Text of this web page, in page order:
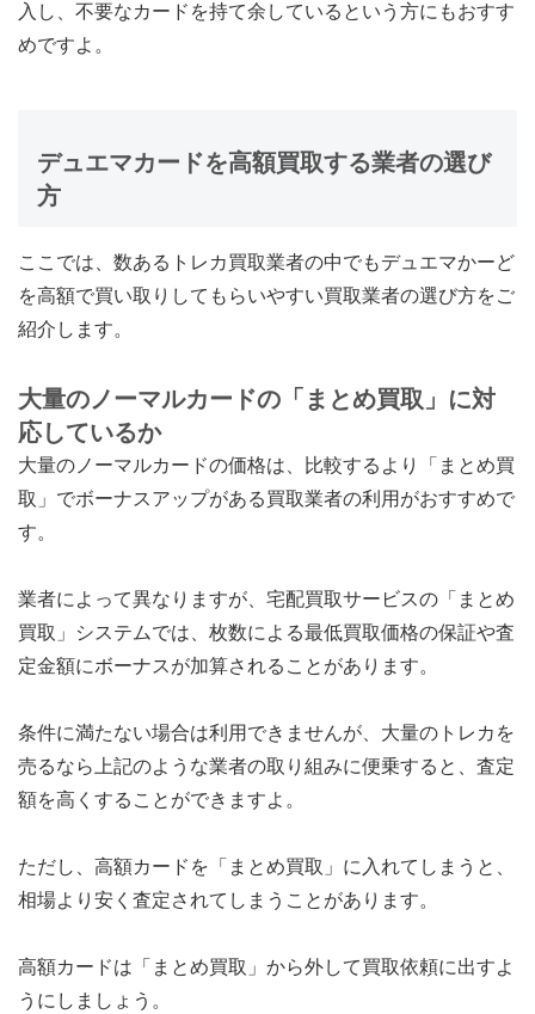
入し、不要なカードを持て余しているという方にもおすす
めですよ。
デュエマカードを高額買取する業者の選び
方
ここでは、数あるトレカ買取業者の中でもデュエマかーど
を高額で買い取りしてもらいやすい買取業者の選び方をご
紹介します。
大量のノーマルカードの「まとめ買取」に対
応しているか
大量のノーマルカードの価格は、比較するより「まとめ買
取」でボーナスアップがある買取業者の利用がおすすめで
す。
業者によって異なりますが、宅配買取サービスの「まとめ
買取」システムでは、枚数による最低買取価格の保証や査
定金額にボーナスが加算されることがあります。
条件に満たない場合は利用できませんが、大量のトレカを
売るなら上記のような業者の取り組みに便乗すると、査定
額を高くすることができますよ。
ただし、高額カードを「まとめ買取」に入れてしまうと、
相場より安く査定されてしまうことがあります。
高額カードは「まとめ買取」から外して買取依頼に出すよ
うにしましょう。